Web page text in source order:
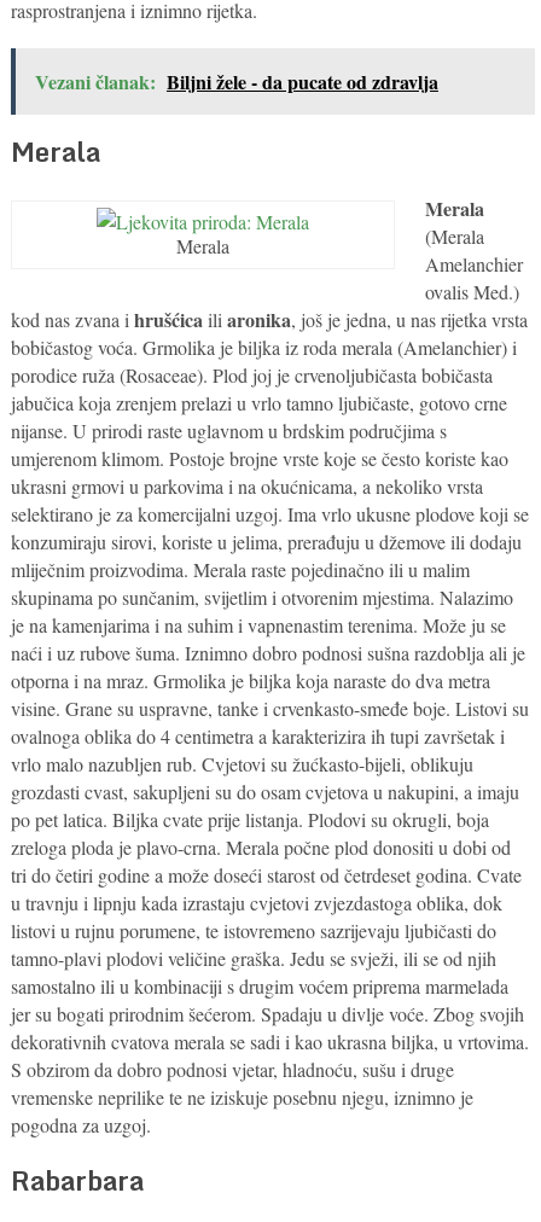
rasprostranjena i iznimno rijetka.
Vezani članak: Biljni žele - da pucate od zdravlja
Merala
Merala
Merala
(Merala
Amelanchier
ovalis Med.)
kod nas zvana i hrušćicaili aronika, još je jedna, u nas rijetka vrsta
bobičastog voća. Grmolika je biljka iz roda merala (Amelanchier) i
porodice ruža (Rosaceae). Plod joj je crvenoljubičasta bobičasta
jabučica koja zrenjem prelazi u vrlo tamno ljubičaste, gotovo crne
nijanse. U prirodi raste uglavnom u brdskim područjima s
umjerenom klimom. Postoje brojne vrste koje se često koriste kao
ukrasni grmovi u parkovima i na okućnicama, a nekoliko vrsta
selektirano je za komercijalni uzgoj. Ima vrlo ukusne plodove koji se
konzumiraju sirovi, koriste u jelima, prerađuju u džemove ili dodaju
mliječnim proizvodima. Merala raste pojedinačno ili u malim
skupinama po sunčanim, svijetlim i otvorenim mjestima. Nalazimo
je na kamenjarima i na suhim i vapnenastim terenima. Može ju se
naći i uz rubove šuma. Iznimno dobro podnosi sušna razdoblja ali je
otporna i na mraz. Grmolika je biljka koja naraste do dva metra
visine. Grane su uspravne, tanke i crvenkasto-smeđe boje. Listovi su
ovalnoga oblika do 4 centimetra a karakterizira ih tupi završetak i
vrlo malo nazubljen rub. Cvjetovi su žućkasto-bijeli, oblikuju
grozdasti cvast, sakupljeni su do osam cvjetova u nakupini, a imaju
po pet latica. Biljka cvate prije listanja. Plodovi su okrugli, boja
zreloga ploda je plavo-crna. Merala počne plod donositi u dobi od
tri do četiri godine a može doseći starost od četrdeset godina. Cvate
u travnju i lipnju kada izrastaju cvjetovi zvjezdastoga oblika, dok
listovi u rujnu porumene, te istovremeno sazrijevaju ljubičasti do
tamno-plavi plodovi veličine graška. Jedu se svježi, ili se od njih
samostalno ili u kombinaciji s drugim voćem priprema marmelada
jer su bogati prirodnim šećerom. Spadaju u divlje voće. Zbog svojih
dekorativnih cvatova merala se sadi i kao ukrasna biljka, u vrtovima.
S obzirom da dobro podnosi vjetar, hladnoću, sušu i druge
vremenske neprilike te ne iziskuje posebnu njegu, iznimno je
pogodna za uzgoj.
Rabarbara